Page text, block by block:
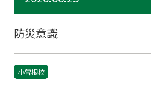
防災意識
小曽根校